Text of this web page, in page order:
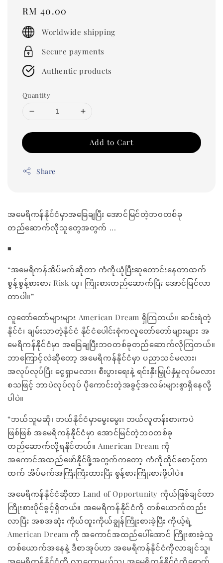
Regular
price
RM 40.00
Worldwide shipping
Secure payments
Authentic products
Quantity
Add to Cart
Share
အမေရိကန်နိုင်ငံမှာအခြေချပြီး အောင်မြင်တဲ့ဘ၀တစ်ခု
တည်ဆောက်လိုသူတွေအတွက် ...
◾
“အမေရိကန်အိပ်မက်ဆိုတာ ကံကိုယုံပြီးဆုတောင်းနေတာထက်
စွန့်စွန့်စားစား Risk ယူ၊ ကြိုးစားတည်ဆောက်ပြီး အောင်မြင်လာ
တာပါ။”
လူတော်တော်များများ American Dream ရှိကြတယ်။ ဆင်းရဲတဲ့
နိုင်ငံ၊ ချမ်းသာတဲ့နိုင်ငံ နိုင်ငံပေါင်းစုံကလူတော်တော်များများ အ
မေရိကန်နိုင်ငံမှာ အခြေချပြီးဘ၀တစ်ခုတည်ဆောက်လိုကြတယ်။
ဘာကြောင့်လဲဆိုတော့ အမေရိကန်နိုင်ငံမှာ ပညာသင်မလား၊
အလုပ်လုပ်ပြီး ငွေရှာမလား၊ စီးပွားရေးနဲ့ ရင်းနှီးမြှုပ်နှံမှုလုပ်မလား
စသဖြင့် ဘာပဲလုပ်လုပ် ပိုကောင်းတဲ့အခွင့်အလမ်းများစွာရှိနေလို့
ပါပဲ။
“ဘယ်သူမဆို၊ ဘယ်နိုင်ငံမှာမွေးမွေး၊ ဘယ်လူတန်းစားကပဲ
ဖြစ်ဖြစ် အမေရိကန်နိုင်ငံမှာ အောင်မြင်တဲ့ဘ၀တစ်ခု
တည်ဆောက်လို့ရနိုင်တယ်။ American Dream ကို
အကောင်အထည်ဖော်နိုင်ဖို့အတွက်ကတော့ ကံကိုထိုင်စောင့်တာ
ထက် အိပ်မက်အကြီးကြီးထားပြီး စွန့်စားကြိုးစားဖို့ပါပဲ။
အမေရိကန်နိုင်ငံဆိုတာ Land of Opportunity ကိုယ်ဖြစ်ချင်တာ
ကြိုးစားပိုင်ခွင့်ရှိတယ်။ အမေရိကန်နိုင်ငံကို တစ်ယောက်တည်း
လာပြီး အစအဆုံး ကိုယ်ထူးကိုယ်ချွန်ကြိုးစားခဲ့ပြီး ကိုယ့်ရဲ့
American Dream ကို အကောင်အထည်ပေါ်အောင် ကြိုးစားခဲ့သူ
တစ်ယောက်အနေနဲ့ ဒီစာအုပ်ဟာ အမေရိကန်နိုင်ငံကိုလာချင်သူ၊
အမေရိကန်နိုင်ငံကို လာတော့မယ့်သူ၊ အမေရိကန်နိုင်ငံကိုရောက်